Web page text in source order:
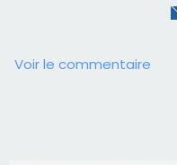
Voir le commentaire